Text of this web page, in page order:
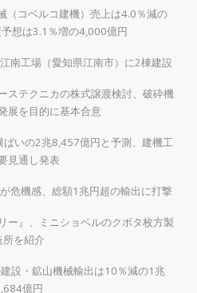
（コベルコ建機）売上は4.0％減の
想は3.1％増の4,000億円
南工場（愛知県江南市）に2棟建設
ステクニカの株式譲渡検討、破砕機
展を目的に基本合意
いの2兆8,457億円と予測、建機工
見通し発表
危機感、総額1兆円超の輸出に打撃
ー』、ミニショベルのクボタ枚方製
所を紹介
設・鉱山機械輸出は10％減の1兆
億円